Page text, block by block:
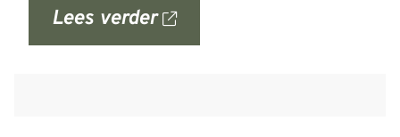
Lees verder
over